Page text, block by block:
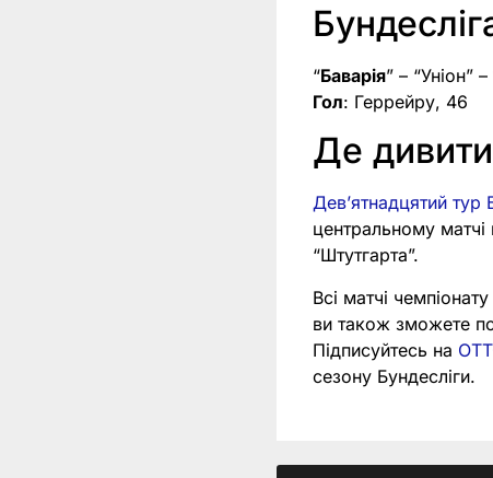
“Баварія” – “Уніон”
Гол: Геррейру, 46
Де
Девʼятнадцятий тур
центральному матчі
“Штутгарта”.
Всі матчі
ви також зможете
Підписуйтесь на
сезону Бундесліги.